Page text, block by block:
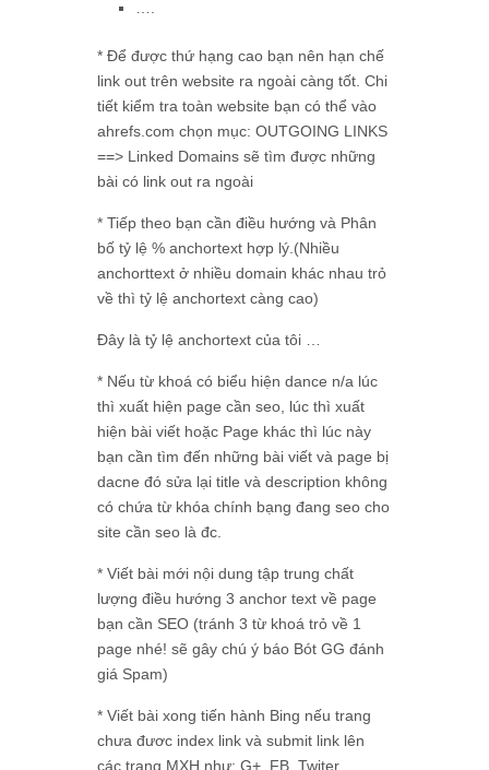
* Để được thứ hạng cao bạn nên hạn chế
link out trên website ra ngoài càng tốt. Chi
tiết kiểm tra toàn website bạn có thể vào
ahrefs.com chọn mục: OUTGOING LINKS
==> Linked Domains sẽ tìm được những
bài có link out ra ngoài
* Tiếp theo bạn cần điều hướng và Phân
bố tỷ lệ % anchortext hợp lý.(Nhiều
anchorttext ở nhiều domain khác nhau trỏ
về thì tỷ lệ anchortext càng cao)
Đây là tỷ lệ anchortext của tôi …
* Nếu từ khoá có biểu hiện dance n/a lúc
thì xuất hiện page cần seo, lúc thì xuất
hiện bài viết hoặc Page khác thì lúc này
bạn cần tìm đến những bài viết và page bị
dacne đó sửa lại title và description không
có chứa từ khóa chính bạng đang seo cho
site cần seo là đc.
* Viết bài mới nội dung tập trung chất
lượng điều hướng 3 anchor text về page
bạn cần SEO (tránh 3 từ khoá trỏ về 1
page nhé! sẽ gây chú ý báo Bót GG đánh
giá Spam)
* Viết bài xong tiến hành Bing nếu trang
chưa đươc index link và submit link lên
các trang MXH như: G+, FB, Twiter,